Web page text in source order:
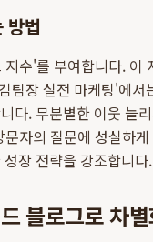
방법
수'를 부여합니다. 이
팀장 실전 마케팅'에서
다. 무분별한 이웃 늘
자의 질문에 성실하
장 전략을 강조합니다.
블로그로 차